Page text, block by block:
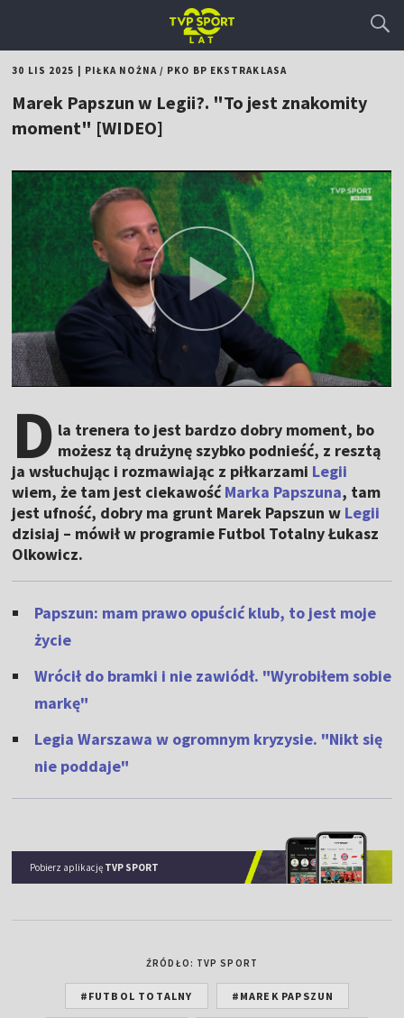
30 LIS 2025 PIŁKA NOŻNA/ PKO BP EKSTRAKLASA
Marek Papszun w Legii?. "To jest znakomity
moment" [WIDEO]
D la trenera to jest bardzo dobry moment, bo
możesz tą drużynę szybko podnieść, z resztą
ja wsłuchując i rozmawiając z piłkarzami Legii
wiem, że tam jest ciekawośćMarka Papszuna, tam
jest ufność, dobry ma grunt Marek Papszun w Legii
dzisiaj – mówił w programie Futbol Totalny Łukasz
Olkowicz.
Papszun: mam prawo opuścić klub, to jest moje
życie
Wrócił do bramki i nie zawiódł. "Wyrobiłem sobie
markę"
Legia Warszawa w ogromnym kryzysie. "Nikt się
nie poddaje"
Pobierz aplikację TVP SPORT
ŹRÓDŁO: TVP SPORT
#FUTBOL TOTALNY #MAREK PAPSZUN